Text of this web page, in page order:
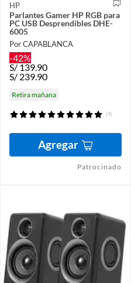
HP
Parlantes Gamer HP RGB para
PC USB Desprendibles DHE-
6005
Por CAPABLANCA
-42%
S/ 139.90
S/ 239.90
Retira mañana
(9)
Agregar
Patrocinado